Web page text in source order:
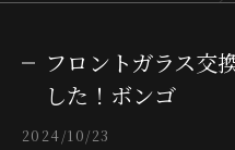
フロントガラス交
した！ボンゴ
2024/10/23